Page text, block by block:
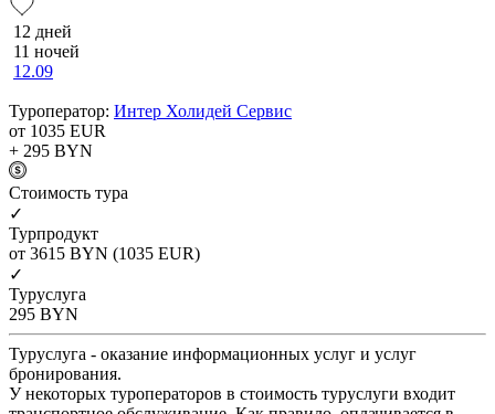
12 дней
11 ночей
12.09
Туроператор: Интер Холидей Сервис
от 1035 EUR
+ 295 BYN
Cтоимость тура
✓
Турпродукт
от 3615 BYN (1035 EUR)
✓
Туруслуга
295 BYN
Туруслуга - оказание информационных услуг и услуг
бронирования.
У некоторых туроператоров в стоимость туруслуги входит